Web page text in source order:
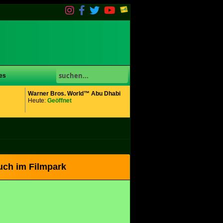
Warner Bros. World™ Abu Dhabi
Heute: Geöffnet
im Filmpark